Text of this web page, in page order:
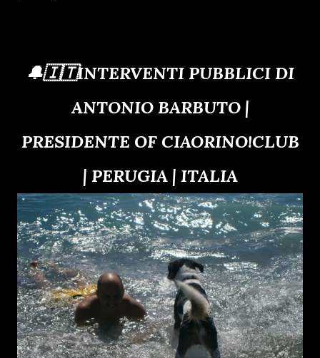
🔔🇮🇹INTERVENTI PUBBLICI DI
ANTONIO BARBUTO |
PRESIDENTE OF CIAORINO!CLUB
| PERUGIA | ITALIA